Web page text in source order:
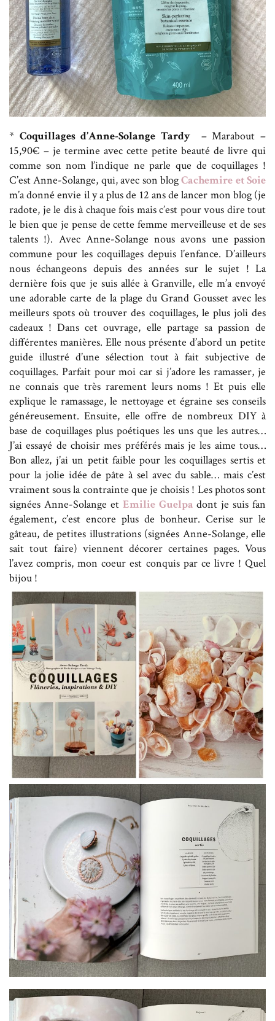
* Coquillages d’Anne-Solange Tardy
– Marabout –
15,90€ – je termine avec cette petite beauté de livre qui
comme son nom l’indique ne parle que de coquillages !
C’est Anne-Solange, qui, avec son blogCachemire et Soie
m’a donné envie il y a plus de 12 ans de lancer mon blog (je
radote, je le dis à chaque fois mais c’est pour vous dire tout
le bien que je pense de cette femme merveilleuse et de ses
talents !). Avec Anne-Solange nous avons une passion
commune pour les coquillages depuis l’enfance. D’ailleurs
nous échangeons depuis des années sur le sujet ! La
dernière fois que je suis allée à Granville, elle m’a envoyé
une adorable carte de la plage du Grand Gousset avec les
meilleurs spots où trouver des coquillages, le plus joli des
cadeaux ! Dans cet ouvrage, elle partage sa passion de
différentes manières. Elle nous présente d’abord un petite
guide illustré d’une sélection tout à fait subjective de
coquillages. Parfait pour moi car si j’adore les ramasser, je
ne connais que très rarement leurs noms ! Et puis elle
explique le ramassage, le nettoyage et égraine ses conseils
généreusement. Ensuite, elle offre de nombreux DIY à
base de coquillages plus poétiques les uns que les autres…
J’ai essayé de choisir mes préférés mais je les aime tous…
Bon allez, j’ai un petit faible pour les coquillages sertis et
pour la jolie idée de pâte à sel avec du sable… mais c’est
vraiment sous la contrainte que je choisis ! Les photos sont
signées Anne-Solange et Emilie Guelpa dont je suis fan
également, c’est encore plus de bonheur. Cerise sur le
gâteau, de petites illustrations (signées Anne-Solange, elle
sait tout faire) viennent décorer certaines pages. Vous
l’avez compris, mon coeur est conquis par ce livre ! Quel
bijou !